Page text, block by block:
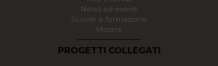
News ed eventi
Scuole e formazione
Mostre
PROGETTI COLLEGATI